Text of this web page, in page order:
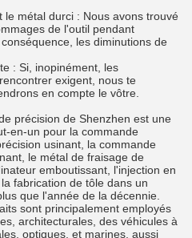
le métal durci : Nous avons trouvé
de l'outil pendant
les diminutions de
: Si, inopinément, les
exigent, nous te
en compte le vôtre.
précision de Shenzhen est une
en-un pour la commande
usinant, la commande
le métal de fraisage de
emboutissant, l'injection en
fabrication de tôle dans un
que l'année de la décennie.
sont principalement employés
architecturales, des véhicules à
optiques, et marines, aussi